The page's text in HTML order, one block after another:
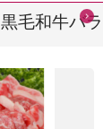
毛和牛バ